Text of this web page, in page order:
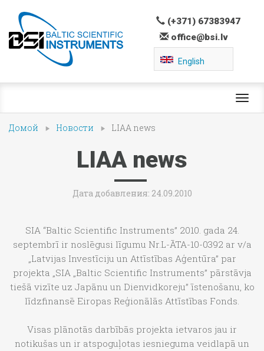
(+371) 67383947
office@bsi.lv
English
Домой Новости LIAA news
LIAA news
Дата добавления: 24.09.2010
SIA “Baltic Scientific Instruments” 2010. gada 24.
septembrī ir noslēgusi līgumu Nr.L-ĀTA-10-0392 ar v/a
„Latvijas Investīciju un Attīstības Aģentūra” par
projekta „SIA „Baltic Scientific Instruments” pārstāvja
tiešā vizīte uz Japānu un Dienvidkoreju” īstenošanu, ko
līdzfinansē Eiropas Reģionālās Attīstības Fonds.
Visas plānotās darbībās projekta ietvaros jau ir
notikušas un ir atspoguļotas iesnieguma veidlapā un